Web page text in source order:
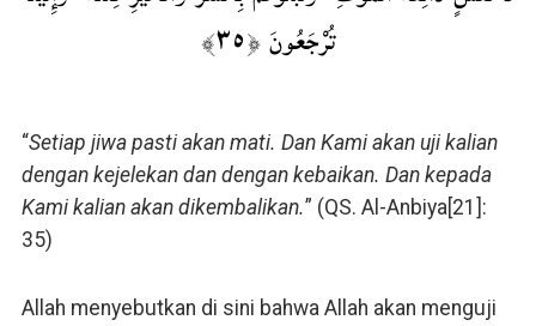
تُرْجَعُونَ ﴿٣٥﴾
“Setiap jiwa pasti akan mati. Dan Kami akan uji kalian
dengan kejelekan dan dengan kebaikan. Dan kepada
Kami kalian akan dikembalikan.” (QS. Al-Anbiya[21]:
35)
Allah menyebutkan di sini bahwa Allah akan menguji